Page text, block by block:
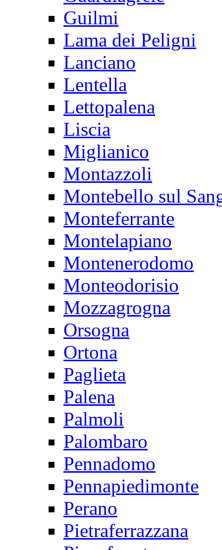
Guilmi
Lama dei Peligni
Lanciano
Lentella
Lettopalena
Liscia
Miglianico
Montazzoli
Montebello sul
Monteferrante
Montelapiano
Montenerodomo
Monteodorisio
Mozzagrogna
Orsogna
Ortona
Paglieta
Palena
Palmoli
Palombaro
Pennadomo
Pennapiedimonte
Perano
Pietraferrazzana